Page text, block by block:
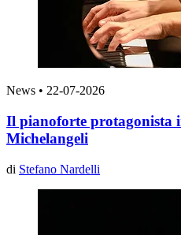
News • 22-07-2026
Il pianoforte protagonista
Michelangeli
di Stefano Nardelli